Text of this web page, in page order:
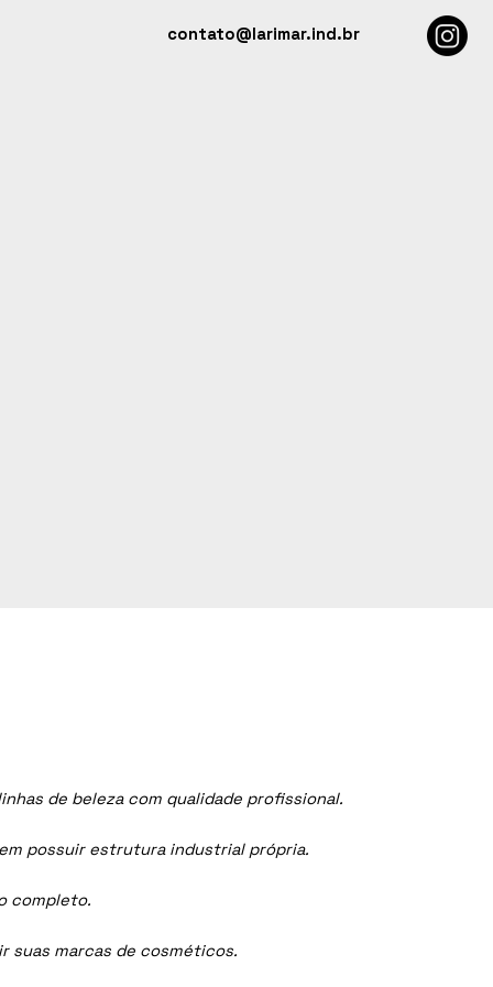
contato@larimar.ind.br
de beleza com qualidade profissional.
possuir estrutura industrial própria.
completo.
suas marcas de cosméticos.